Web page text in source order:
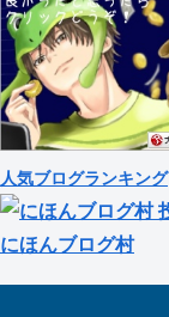
人気ブログランキング
にほんブログ村